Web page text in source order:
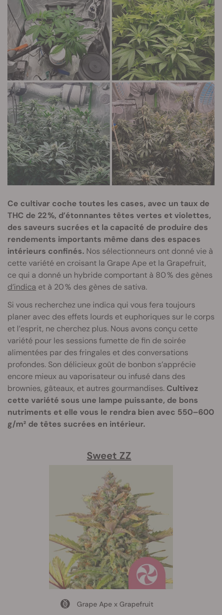
Ce cultivar coche toutes les cases, avec un taux de
THC de 22 %, d’étonnantes têtes vertes et violettes,
des saveurs sucrées et la capacité de produire des
rendements importants même dans des espaces
intérieurs confinés. Nos sélectionneurs ont donné vie à
cette variété en croisant la Grape Ape et la Grapefruit,
ce qui a donné un hybride comportant à 80 % des gènes
d’indica et à 20 % des gènes de sativa.
Si vous recherchez une indica qui vous fera toujours
planer avec des effets lourds et euphoriques sur le corps
et l’esprit, ne cherchez plus. Nous avons conçu cette
variété pour les sessions fumette de fin de soirée
alimentées par des fringales et des conversations
profondes. Son délicieux goût de bonbon s’apprécie
encore mieux au vaporisateur ou infusé dans des
brownies, gâteaux, et autres gourmandises. Cultivez
cette variété sous une lampe puissante, de bons
nutriments et elle vous le rendra bien avec 550–600
g/m² de têtes sucrées en intérieur.
Sweet ZZ
Grape Ape x Grapefruit